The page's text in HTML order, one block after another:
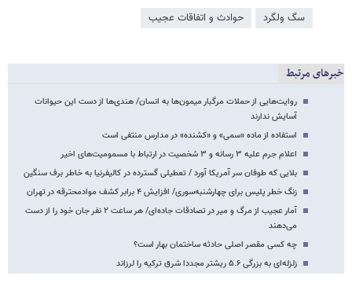
سگ ولگرد حوادث و اتفاقات عجیب
خبرهای مرتبط
روایت‌هایی از حملات مرگبار میمون‌ها به انسان‌/ هندی‌ها از دست این حیوانات
آسایش ندارند
استفاده از ماده «سمی» و «کشنده» در مدارس منتفی است
اعلام جرم علیه ۳ رسانه و ۳ شخصیت در ارتباط با مسمومیت‌های اخیر
بلایی که طوفان سر آمریکا آورد / تعطیلی گسترده در کالیفرنیا به‌ خاطر برف سنگین
زنگ خطر پلیس برای چهارشنبه‌سوری/ افزایش ۴ برابر کشف موادمحترقه در تهران
آمار عجیب از مرگ و میر در تصادقات جاده‌ای/ هر ساعت ٢ نفر جان خود را از دست
می‌دهند
چه کسی مقصر اصلی حادثه ساختمان بهار است؟
زلزله‌ای به بزرگی ۵.۶ ریشتر مجددا شرق ترکیه را لرزاند